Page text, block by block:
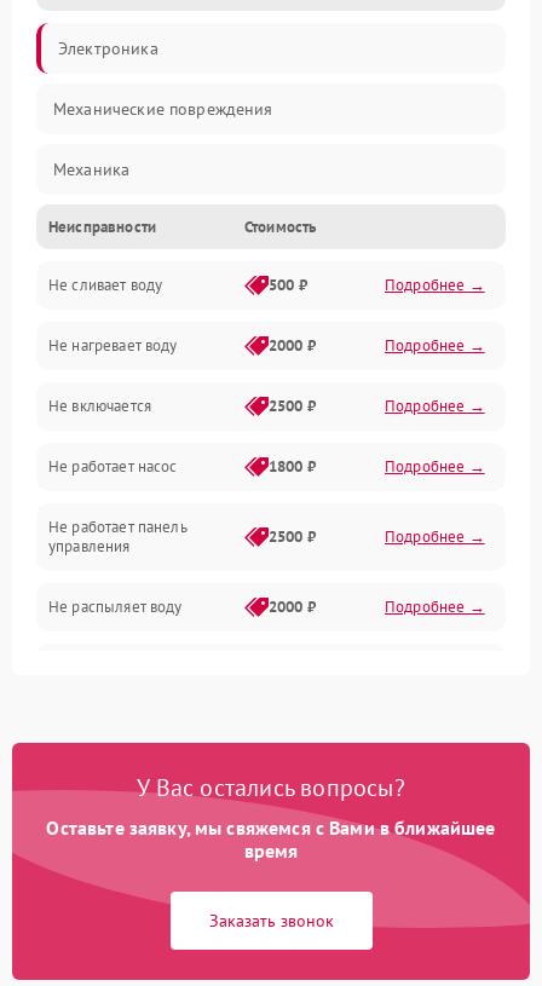
Электроника
Механические повреждения
Механика
Управление
Электропитание
Датчики
Нагрев
Вода
Гигиена
Программное обеспечение
Неисправности Стоимость
Не сливает воду 500 ₽ Подробнее →
Не нагревает воду 2000 ₽ Подробнее →
Не включается 2500 ₽ Подробнее →
Не работает насос 1800 ₽ Подробнее →
Не работает панель
управления
2500 ₽ Подробнее →
Не распыляет воду 2000 ₽ Подробнее →
Проблемы с набором
Не работает сушилка 2100 ₽ Подробнее →
Сбои в работе таймера 1700 ₽
У Вас остались вопросы?
Оставьте заявку, мы свяжемся с Вами в ближайшее
время
Заказать звонок